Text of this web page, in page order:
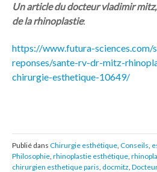
Un article du docteur vladimir
de la rhinoplastie:
https://www.futura-sciences.com/
reponses/sante-rv-dr-mitz-
chirurgie-esthetique-10649/
Publié dans Chirurgie esthétique Conseils
Philosophie rhinoplastie esthétique
chirurgien esthetique paris docmitz